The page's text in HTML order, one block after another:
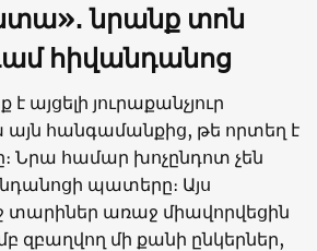
․նրանք տոն
հիվանդանոց
յուրաքանչյուր
հանգամանքից, թե որտեղ է
Նրա համար խոչընդոտ չեն
պատերը։ Այս
տարիներ առաջ միավորվեցին
զբաղվող մի քանի ընկերներ,